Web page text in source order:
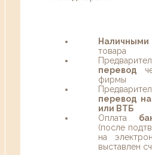
Наличными
товара
перевод
фирмы
перевод
или ВТБ
Оплата
(после
на
выставлен